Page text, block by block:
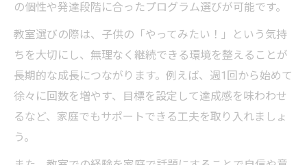
の個性や発達段階に合ったプログラム選びが可能です。
教室選びの際は、子供の「やってみたい！」という気持
ちを大切にし、無理なく継続できる環境を整えることが
長期的な成長につながります。例えば、週1回から始めて
徐々に回数を増やす、目標を設定して達成感を味わわせ
るなど、家庭でもサポートできる工夫を取り入れましょ
う。